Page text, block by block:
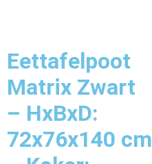
Eettafelpoot
Matrix Zwart
– HxBxD:
72x76x140 cm